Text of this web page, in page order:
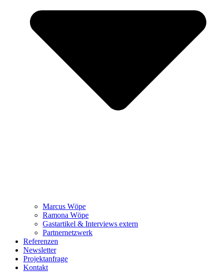
Marcus Wöpe
Ramona Wöpe
Gastartikel & Interviews extern
Partnernetzwerk
Referenzen
Newsletter
Projektanfrage
Kontakt